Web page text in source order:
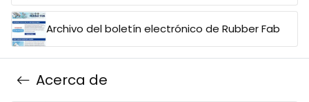
Archivo del boletín electrónico de Rubber Fab
Acerca de